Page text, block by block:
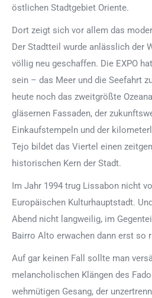
östlichen Stadtgebiet Oriente.
Dort zeigt sich vor allem das
Der Stadtteil wurde anlässlich der
völlig neu geschaffen. Die EXPO
sein – das Meer und die Seefahrt
heute noch das zweitgrößte
gläsernen Fassaden, der
Einkaufstempeln und der
Tejo bildet das Viertel einen
historischen Kern der Stadt.
Im Jahr 1994 trug Lissabon nicht
Europäischen Kulturhauptstadt.
Abend nicht langweilig, im
Bairro Alto erwachen dann erst so
Auf gar keinen Fall sollte man
melancholischen Klängen des
wehmütigen Gesang, der